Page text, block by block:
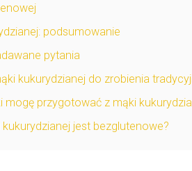
podsumowanie
pytania
kukurydzianej do zrobienia
mogę przygotować z mąki
jest bezglutenowe?